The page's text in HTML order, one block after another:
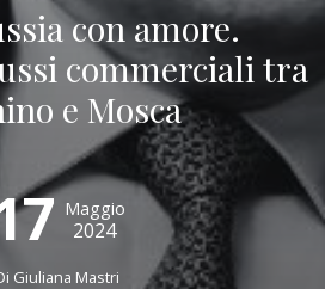
con amore.
commerciali tra
e Mosca
Maggio
2024
Giuliana Mastri